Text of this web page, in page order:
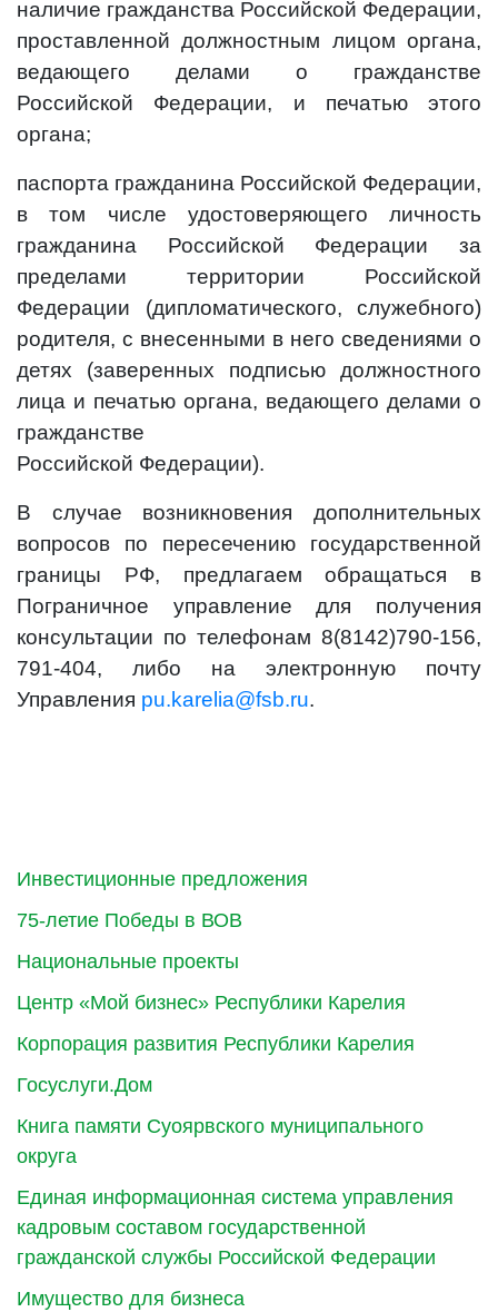
Инвестиционные предложения
75-летие Победы в ВОВ
Национальные проекты
Центр «Мой бизнес» Республики Карелия
Корпорация развития Республики Карелия
Госуслуги.Дом
Книга памяти Суоярвского муниципального
округа
Единая информационная система управления
кадровым составом государственной
гражданской службы Российской Федерации
Имущество для бизнеса
наличие гражданства Российской Федерации,
проставленной должностным лицом органа,
ведающего делами о гражданстве
Российской Федерации, и печатью этого
органа;
паспорта гражданина Российской Федерации,
в том числе удостоверяющего личность
гражданина Российской Федерации за
пределами территории Российской
Федерации (дипломатического, служебного)
родителя, с внесенными в него сведениями о
детях (заверенных подписью должностного
лица и печатью органа, ведающего делами о
гражданстве
Российской Федерации).
В случае возникновения дополнительных
вопросов по пересечению государственной
границы РФ, предлагаем обращаться в
Пограничное управление для получения
консультации по телефонам 8(8142)790-156,
791-404, либо на электронную почту
Управления pu.karelia@fsb.ru.